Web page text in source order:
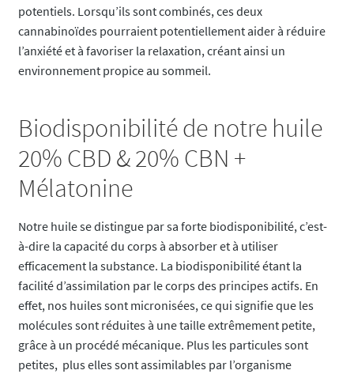
potentiels. Lorsqu’ils sont combinés, ces deux
cannabinoïdes pourraient potentiellement aider à réduire
l’anxiété et à favoriser la relaxation, créant ainsi un
environnement propice au sommeil.
Biodisponibilité de notre huile
20% CBD & 20% CBN +
Mélatonine
Notre huile se distingue par sa forte biodisponibilité, c’est-
à-dire la capacité du corps à absorber et à utiliser
efficacement la substance. La biodisponibilité étant la
facilité d’assimilation par le corps des principes actifs. En
effet, nos huiles sont micronisées, ce qui signifie que les
molécules sont réduites à une taille extrêmement petite,
grâce à un procédé mécanique​​. Plus les particules sont
petites, plus elles sont assimilables par l’organisme